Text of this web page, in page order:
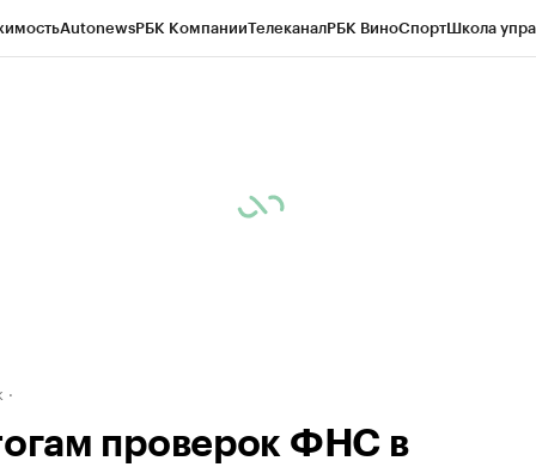
AutonewsРБК КомпанииТелеканалРБК ВиноСпортШкола
проверок ФНС в